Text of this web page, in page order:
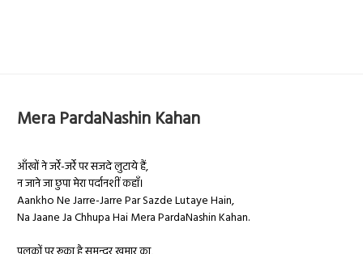
Mera PardaNashin Kahan
आँखों ने जर्रे-जर्रे पर सजदे लुटाये हैं,
न जाने जा छुपा मेरा पर्दानशीं कहाँ।
Aankho Ne Jarre-Jarre Par Sazde Lutaye Hain,
Na Jaane Ja Chhupa Hai Mera PardaNashin Kahan.